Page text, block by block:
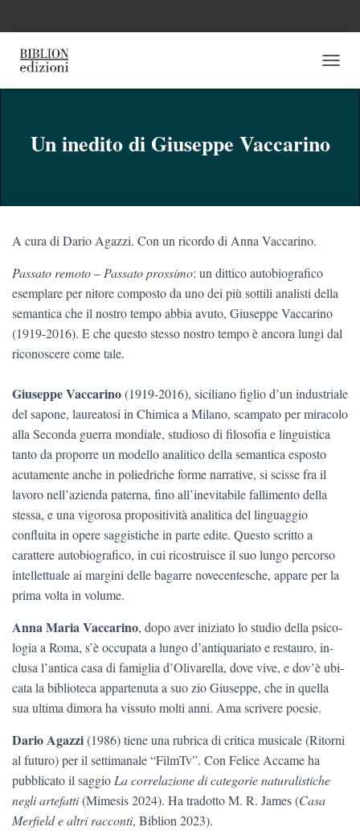
A
N
G
L
E
Un inedito di Giuseppe Vaccarino
A cura di Dario Agazzi. Con un ricordo di Anna Vaccarino.
Passato remoto – Passato prossimo: un dittico autobio­grafico
esemplare per nitore composto da uno dei più sottili analisti della
semantica che il nostro tem­po abbia avuto, Giuseppe Vaccarino
(1919-2016). E che questo stesso nostro tempo è ancora lungi dal
riconoscere come tale.
Giuseppe Vaccarino(1919-2016), siciliano figlio d’un indu­striale
del sapone, laureatosi in Chimica a Milano, scampato per miracolo
alla Seconda guerra mondiale, studioso di filosofia e linguistica
tanto da proporre un modello analitico della seman­tica esposto
acutamente anche in poliedriche forme narrative, si scisse fra il
lavoro nell’azienda paterna, fino all’inevitabile fal­limento della
stessa, e una vigorosa propositività analitica del linguaggio
confluita in opere saggistiche in parte edite. Questo scritto a
carattere autobiografico, in cui ricostruisce il suo lungo percorso
intellettuale ai margini delle bagarre novecentesche, appare per la
prima volta in volume.
Anna Maria Vaccarino, dopo aver iniziato lo studio della psico­
logia a Roma, s’è occupata a lungo d’antiquariato e restauro, in­
clusa l’antica casa di famiglia d’Olivarella, dove vive, e dov’è ubi­
cata la biblioteca appartenuta a suo zio Giuseppe, che in quella
sua ultima dimora ha vissuto molti anni. Ama scrivere poesie.
Dario Agazzi(1986) tiene una rubrica di critica musicale (Ritor­ni
al futuro) per il settimanale “FilmTv”. Con Felice Accame ha
pubblicato il saggio La correlazione di categorie naturalistiche
negli artefatti(Mimesis 2024). Ha tradotto M. R. James (Casa
Merfield e altri racconti, Biblion 2023).